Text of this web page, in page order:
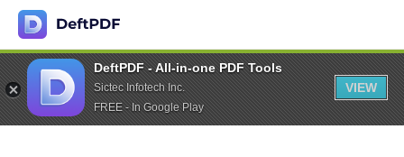
DeftPDF - All-in-one PDF Tools
Sictec Infotech Inc.
FREE - In Google Play
VIEW